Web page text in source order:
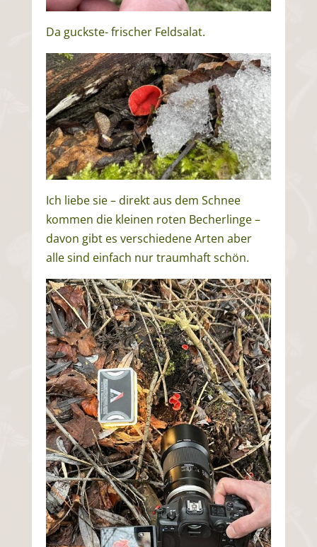
Da guckste- frischer Feldsalat.
Ich liebe sie – direkt aus dem Schnee
kommen die kleinen roten Becherlinge –
davon gibt es verschiedene Arten aber
alle sind einfach nur traumhaft schön.